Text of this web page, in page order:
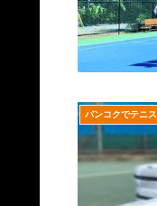
バンコクでテニス